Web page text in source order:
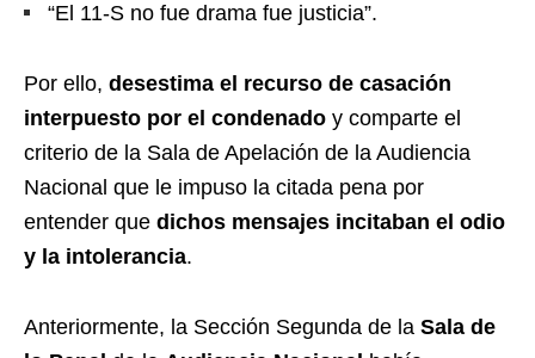
“El 11-S no fue drama fue justicia”.
Por ello, desestima el recurso de casación
interpuesto por el condenado y comparte el
criterio de la Sala de Apelación de la Audiencia
Nacional que le impuso la citada pena por
entender que dichos mensajes incitaban el odio
y la intolerancia.
Anteriormente, la Sección Segunda de la Sala de